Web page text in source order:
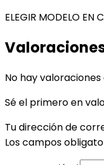
ELEGIR MODELO EN
No hay valoraciones
Sé el primero en
Tu dirección de
Los campos